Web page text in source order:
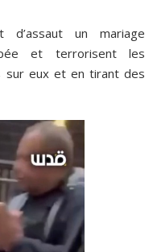
d’assaut un mariage
et terrorisent les
sur eux et en tirant des